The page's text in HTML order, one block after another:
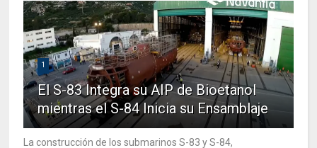
1
El S-83 Integra su AIP de Bioetanol
mientras el S-84 Inicia su Ensamblaje
La construcción de los submarinos S-83 y S-84,